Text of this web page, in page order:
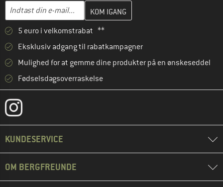
E-mail-adresse
Indtast din e-mailadresse her, og opret i næste trin din
5 euro i velkomstrabat **
Eksklusiv adgang til rabatkampagner
Mulighed for at gemme dine produkter på en ønskeseddel
Fødselsdagsoverraskelse
KUNDESERVICE
OM BERGFREUNDE